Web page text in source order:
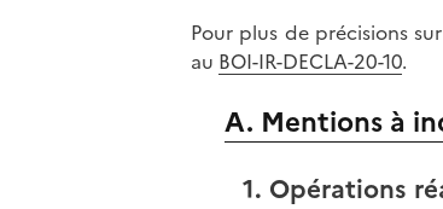
Pour plus de précisions
au BOI-IR-DECLA-20-10.
A. Mentions à
1. Opérations